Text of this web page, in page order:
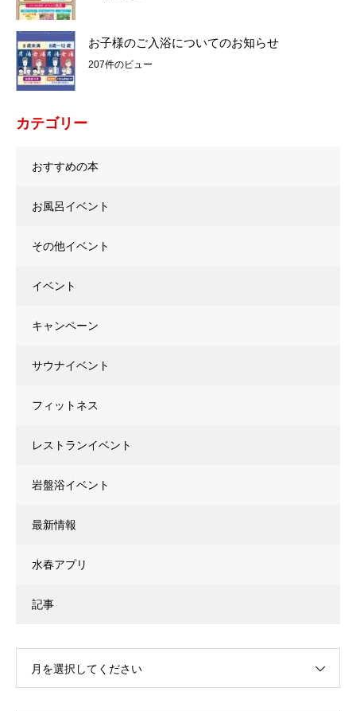
お子様のご入浴についてのお知らせ
207件のビュー
カテゴリー
おすすめの本
お風呂イベント
その他イベント
イベント
キャンペーン
サウナイベント
フィットネス
レストランイベント
岩盤浴イベント
最新情報
水春アプリ
記事
月を選択してください